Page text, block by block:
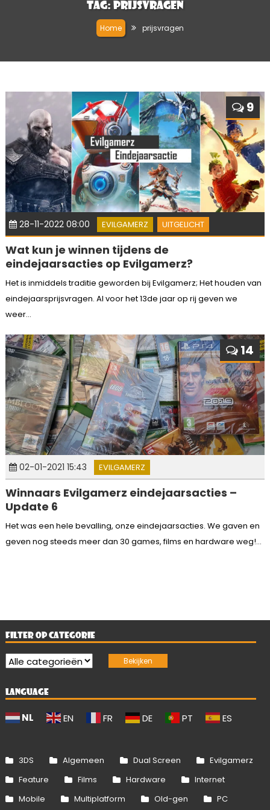
Tag: prijsvragen
Home prijsvragen
9
28-11-2022 08:00 EVILGAMERZ UITGELICHT
Wat kun je winnen tijdens de
eindejaarsacties op Evilgamerz?
Het is inmiddels traditie geworden bij Evilgamerz; Het houden van
eindejaarsprijsvragen. Al voor het 13de jaar op rij geven we
weer...
14
02-01-2021 15:43 EVILGAMERZ
Winnaars Evilgamerz eindejaarsacties –
Update 6
Het was een hele bevalling, onze eindejaarsacties. We gaven en
geven nog steeds meer dan 30 games, films en hardware weg!...
FILTER OP CATEGORIE
LANGUAGE
NL EN FR DE PT ES
3DS Algemeen Dual Screen
Evilgamerz
Feature
Films Hardware
Internet
Mobile
Multiplatform Old-gen PC